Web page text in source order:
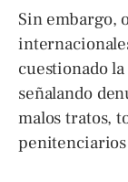
Sin embargo,
cuestionado
señalando
malos tratos,